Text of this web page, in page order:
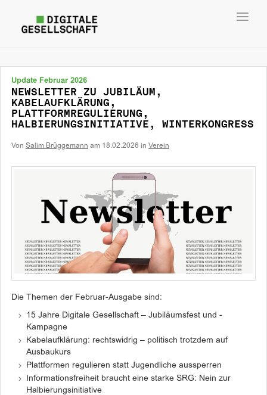
Update Februar 2026
NEWSLETTER ZU JUBILÄUM,
KABELAUFKLÄRUNG,
PLATTFORMREGULIERUNG,
HALBIERUNGSINITIATIVE, WINTERKONGRESS
Von Salim Brüggemann am 18.02.2026 in Verein
Die Themen der Februar-Ausgabe sind:
15 Jahre Digitale Gesellschaft – Jubiläumsfest und -
Kampagne
Kabelaufklärung: rechtswidrig – politisch trotzdem auf
Ausbaukurs
Plattformen regulieren statt Jugendliche aussperren
Informationsfreiheit braucht eine starke SRG: Nein zur
Halbierungsinitiative